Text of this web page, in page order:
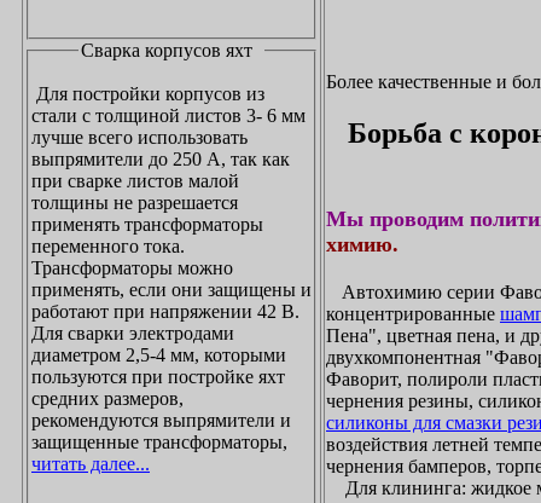
Сварка корпусов яхт
Для постройки корпусов из
стали с толщиной листов 3- 6 мм
лучше всего использовать
выпрямители до 250 А, так как
при сварке листов малой
толщины не разрешается
применять трансформаторы
переменного тока.
Трансформаторы можно
применять, если они защищены и
работают при напряжении 42 В.
Для сварки электродами
диаметром 2,5-4 мм, которыми
пользуются при постройке яхт
средних размеров,
рекомендуются выпрямители и
защищенные трансформаторы,
читать далее...
Более качественные и
Борьба с
Мы проводим
химию.
Автохимию серии
концентрированные
Пена", цветная пена, и
двухкомпонентная
Фаворит, полироли
чернения резины,
силиконы для смазки
воздействия летней
чернения бамперов,
Для клининга: жидкое